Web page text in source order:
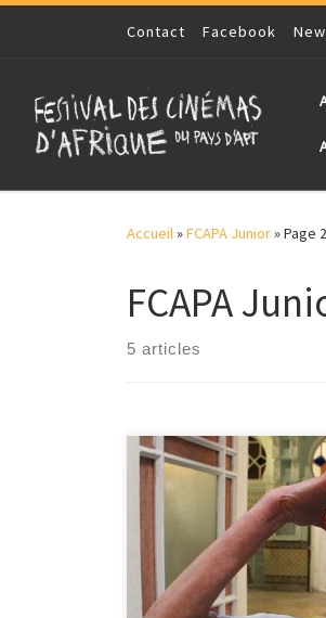
Skip to contentContact Facebook
Accueil»FCAPA Junior»Page 2
FCAPA
5 articles
Vendredi 10 juin – Cinéma le
propose pour ce vendredi